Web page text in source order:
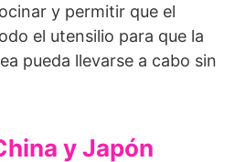
y permitir que el
el utensilio para que la
pueda llevarse a cabo sin
y Japón